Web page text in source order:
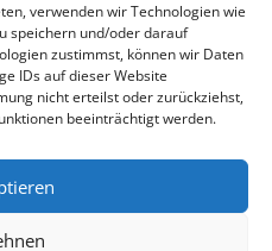
verwenden wir Technologien wie
speichern und/oder darauf
zustimmst, können wir Daten
IDs auf dieser Website
nicht erteilst oder zurückziehst,
beeinträchtigt werden.